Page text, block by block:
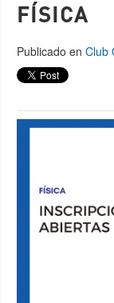
FÍSICA
Publicado en Club